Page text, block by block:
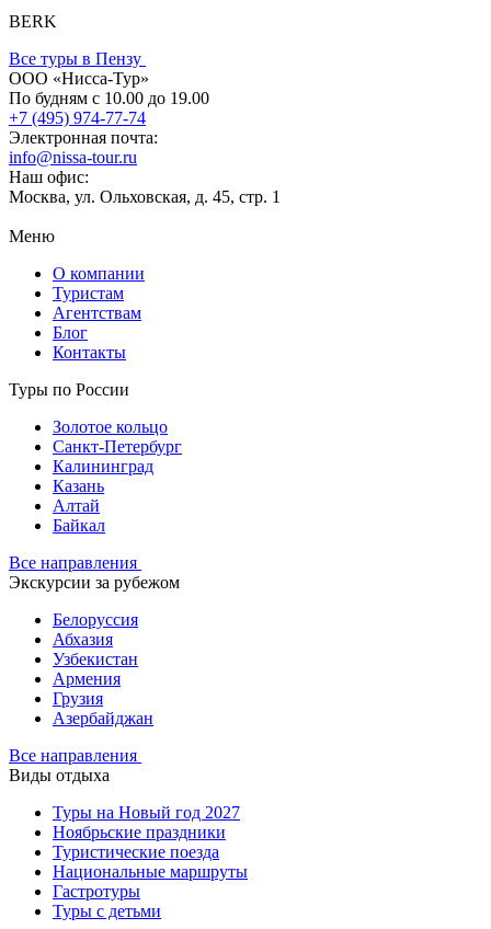
BERK
Все туры в Пензу
ООО «Нисса-Тур»
По будням с 10.00 до 19.00
+7 (495) 974-77-74
Электронная почта:
info@nissa-tour.ru
Наш офис:
Москва, ул. Ольховская, д. 45, стр. 1
Меню
О компании
Туристам
Агентствам
Блог
Контакты
Туры по России
Золотое кольцо
Санкт-Петербург
Калининград
Казань
Алтай
Байкал
Все направления
Экскурсии за рубежом
Белоруссия
Абхазия
Узбекистан
Армения
Грузия
Азербайджан
Все направления
Виды отдыха
Туры на Новый год 2027
Ноябрьские праздники
Туристические поезда
Национальные маршруты
Гастротуры
Туры с детьми